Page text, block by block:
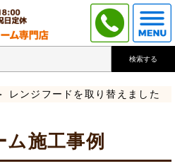
検索する
レンジフードを取り替えました
ム施工事例